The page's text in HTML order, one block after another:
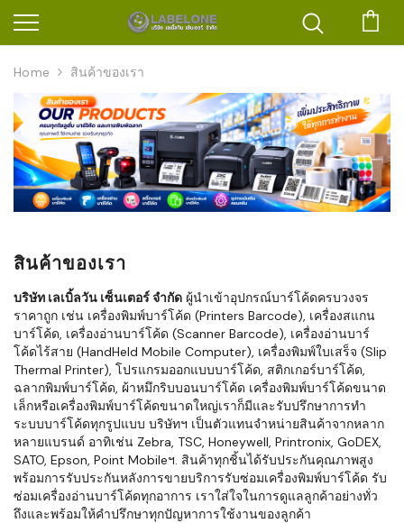
Home สินค้าของเรา
สินค้าของเรา
บริษัท เลเบิ้ลวัน เซ็นเตอร์ จำกัด ผู้นำเข้าอุปกรณ์บาร์โค้ดครบวงจร
ราคาถูก เช่น เครื่องพิมพ์บาร์โค้ด (Printers Barcode), เครื่องสแกน
บาร์โค้ด, เครื่องอ่านบาร์โค้ด (Scanner Barcode), เครื่องอ่านบาร์
โค้ดไร้สาย (HandHeld Mobile Computer), เครื่องพิมพ์ใบเสร็จ (Slip
Thermal Printer), โปรแกรมออกแบบบาร์โค้ด, สติกเกอร์บาร์โค้ด,
ฉลากพิมพ์บาร์โค้ด, ผ้าหมึกริบบอนบาร์โค้ด เครื่องพิมพ์บาร์โค้ดขนาด
เล็กหรือเครื่องพิมพ์บาร์โค้ดขนาดใหญ่เราก็มีและรับปรึกษาการทำ
ระบบบาร์โค้ดทุกรูปแบบ บริษัทฯ เป็นตัวแทนจำหน่ายสินค้าจากหลาก
หลายแบรนด์ อาทิเช่น Zebra, TSC, Honeywell, Printronix, GoDEX,
SATO, Epson, Point Mobileฯ. สินค้าทุกชิ้นได้รับประกันคุณภาพสูง
พร้อมการรับประกันหลังการขายบริการรับซ่อมเครื่องพิมพ์บาร์โค้ด รับ
ซ่อมเครื่องอ่านบาร์โค้ดทุกอาการ เราใส่ใจในการดูแลลูกค้าอย่างทั่ว
ถึงและพร้อมให้คำปรึกษาทุกปัญหาการใช้งานของลูกค้า